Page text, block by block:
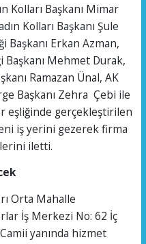
Kolları Başkanı Mimar
Kolları Başkanı Şule
Başkanı Erkan Azman,
Mehmet Durak,
Ramazan Ünal, AK
Başkanı Zehra Çebi ile
eşliğinde gerçekleştirilen
iş yerini gezerek firma
iletti.
Orta Mahalle
İş Merkezi No: 62 İç
yanında hizmet